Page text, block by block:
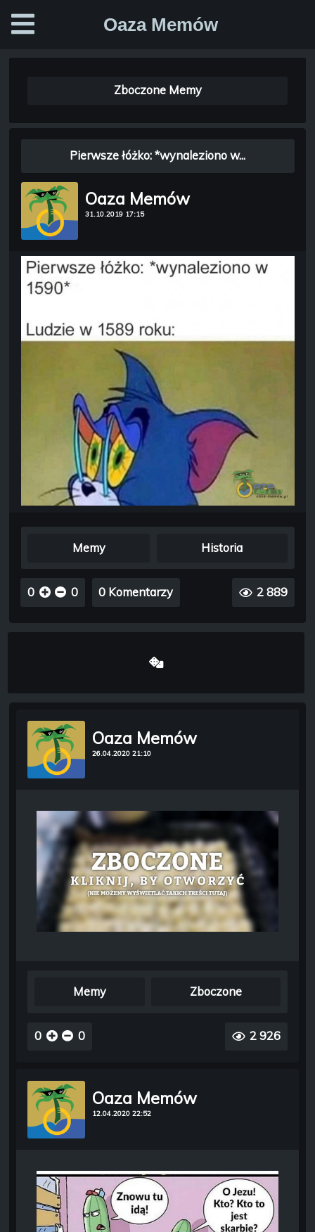
Oaza Memów
Zboczone Memy
Oaza Memów
31.10.2019 17:15
Pierwsze łóżko: *wynaleziono w...
Memy Historia
0 0 0 Komentarzy 2 889
Oaza Memów
26.04.2020 21:10
Memy Zboczone
0 0 2 926
Oaza Memów
12.04.2020 22:52